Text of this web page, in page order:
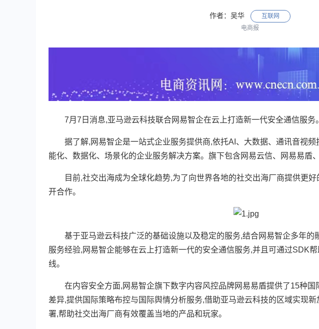
作者：吴华
互联网
电商报
7月7日消息,亚马逊云科技联合网易智企在云上打造新一代安全通信服务。
据了解,网易智企是一站式企业服务提供商,依托AI、大数据、通讯音视频
能化、数据化、场景化的企业服务解决方案。旗下包含网易云信、网易易盾
目前,社交出海成为全球化趋势,为了向世界各地的社交出海厂商提供更好
开合作。
基于亚马逊云科技广泛的基础设施以及稳定的服务,结合网易智企多年的
服务经验,网易智企能够在云上打造新一代的安全通信服务,并且可通过SDK
线。
在内容安全方面,网易智企旗下数字内容风控品牌网易易盾提供了15种国
差异,提供国际策略布控与国际舆情分析服务,借助亚马逊云科技的区域实现
署,帮助社交出海厂商有效覆盖当地的产品和玩家。